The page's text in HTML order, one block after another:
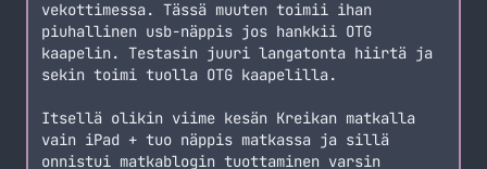
vekottimessa. Tässä muuten toimii ihan
piuhallinen usb-näppis jos hankkii OTG
kaapelin. Testasin juuri langatonta hiirtä ja
sekin toimi tuolla OTG kaapelilla.
Itsellä olikin viime kesän Kreikan matkalla
vain iPad + tuo näppis matkassa ja sillä
onnistui matkablogin tuottaminen varsin